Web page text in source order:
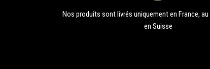
Nos produits sont livrés uniquement en France,
en Suisse